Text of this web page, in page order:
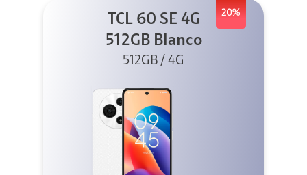
20%
TCL 60 SE 4G
512GB Blanco
512GB / 4G